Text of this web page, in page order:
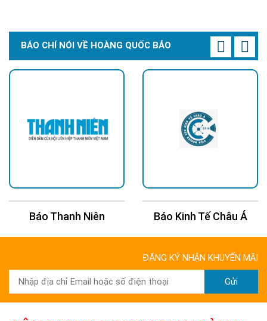
BÁO CHÍ NÓI VỀ HOÀNG QUỐC BẢO
Báo Thanh Niên Báo Kinh Tế Châu Á
ĐĂNG KÝ NHẬN KHUYẾN MÃI
Gửi